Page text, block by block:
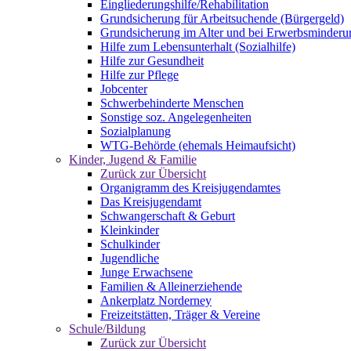
Eingliederungshilfe/Rehabilitation
Grundsicherung für Arbeitsuchende (Bürgergeld)
Grundsicherung im Alter und bei
Hilfe zum Lebensunterhalt (Sozialhilfe)
Hilfe zur Gesundheit
Hilfe zur Pflege
Jobcenter
Schwerbehinderte Menschen
Sonstige soz. Angelegenheiten
Sozialplanung
WTG-Behörde (ehemals Heimaufsicht)
Kinder, Jugend & Familie
Zurück zur Übersicht
Organigramm des Kreisjugendamtes
Das Kreisjugendamt
Schwangerschaft & Geburt
Kleinkinder
Schulkinder
Jugendliche
Junge Erwachsene
Familien & Alleinerziehende
Ankerplatz Norderney
Freizeitstätten, Träger & Vereine
Schule/Bildung
Zurück zur Übersicht